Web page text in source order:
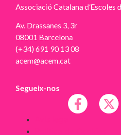
Associació Catalana d’Escoles
Av. Drassanes 3, 3r
08001 Barcelona
(+34) 691 90 13 08
acem@acem.cat
Segueix-nos